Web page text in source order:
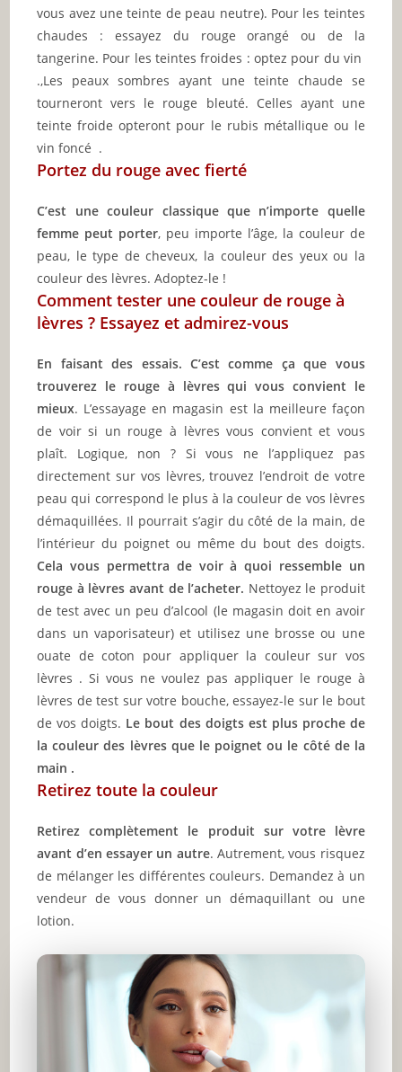
vous avez une teinte de peau neutre). Pour les teintes
chaudes : essayez du rouge orangé ou de la
tangerine. Pour les teintes froides : optez pour du vin
.,Les peaux sombres ayant une teinte chaude se
tourneront vers le rouge bleuté. Celles ayant une
teinte froide opteront pour le rubis métallique ou le
vin foncé .
Portez du rouge avec fierté
C’est une couleur classique que n’importe quelle
femme peut porter, peu importe l’âge, la couleur de
peau, le type de cheveux, la couleur des yeux ou la
couleur des lèvres. Adoptez-le !
Comment tester une couleur de rouge à
lèvres ? Essayez et admirez-vous
En faisant des essais. C’est comme ça que vous
trouverez le rouge à lèvres qui vous convient le
mieux. L’essayage en magasin est la meilleure façon
de voir si un rouge à lèvres vous convient et vous
plaît. Logique, non ? Si vous ne l’appliquez pas
directement sur vos lèvres, trouvez l’endroit de votre
peau qui correspond le plus à la couleur de vos lèvres
démaquillées. Il pourrait s’agir du côté de la main, de
l’intérieur du poignet ou même du bout des doigts.
Cela vous permettra de voir à quoi ressemble un
rouge à lèvres avant de l’acheter. Nettoyez le produit
de test avec un peu d’alcool (le magasin doit en avoir
dans un vaporisateur) et utilisez une brosse ou une
ouate de coton pour appliquer la couleur sur vos
lèvres . Si vous ne voulez pas appliquer le rouge à
lèvres de test sur votre bouche, essayez-le sur le bout
de vos doigts. Le bout des doigts est plus proche de
la couleur des lèvres que le poignet ou le côté de la
main .
Retirez toute la couleur
Retirez complètement le produit sur votre lèvre
avant d’en essayer un autre. Autrement, vous risquez
de mélanger les différentes couleurs. Demandez à un
vendeur de vous donner un démaquillant ou une
lotion.